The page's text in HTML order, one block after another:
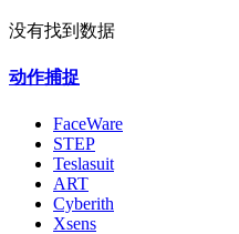
没有找到数据
动作捕捉
FaceWare
STEP
Teslasuit
ART
Cyberith
Xsens